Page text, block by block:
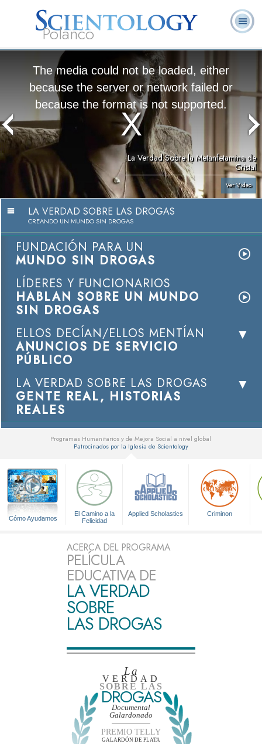
Polanco
Ministros
Voluntarios
The media could not be loaded, either
because the server or network failed or
because the format is not supported.
La Verdad Sobre la Metanfetamina de
Cristal
Ver Video
LA VERDAD SOBRE LAS DROGAS
CREANDO UN MUNDO SIN DROGAS
FUNDACIÓN PARA UN
MUNDO SIN DROGAS
LÍDERES Y FUNCIONARIOS
HABLAN SOBRE UN MUNDO
SIN DROGAS
ELLOS DECÍAN/ELLOS MENTÍAN
ANUNCIOS DE SERVICIO
PÚBLICO
LA VERDAD SOBRE LAS DROGAS
GENTE REAL, HISTORIAS
REALES
Programas Humanitarios y de Mejora Social a nivel global
Patrocinados por la Iglesia de Scientology
Cómo Ayudamos
El Camino a la
Felicidad
Applied Scholastics Criminon
ACERCA DEL PROGRAMA
PELÍCULA
EDUCATIVA DE
LA VERDAD
SOBRE
LAS DROGAS
La
VERDAD
SOBRE LAS
DROGAS
Documental
Galardonado
PREMIO TELLY
GALARDÓN DE PLATA